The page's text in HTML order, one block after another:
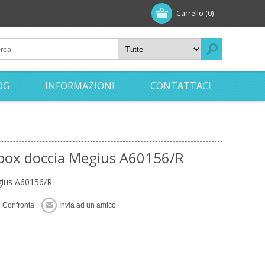
Carrello (0)
INFORMAZIONI CONTATTACI
doccia Megius A60156/R
A60156/R